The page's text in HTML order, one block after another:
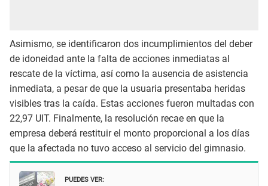
Asimismo, se identificaron dos incumplimientos del deber
de idoneidad ante la falta de acciones inmediatas al
rescate de la víctima, así como la ausencia de asistencia
inmediata, a pesar de que la usuaria presentaba heridas
visibles tras la caída. Estas acciones fueron multadas con
22,97 UIT. Finalmente, la resolución recae en que la
empresa deberá restituir el monto proporcional a los días
que la afectada no tuvo acceso al servicio del gimnasio.
PUEDES VER: